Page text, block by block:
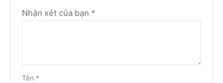
Nhận xét của bạn *
Tên *